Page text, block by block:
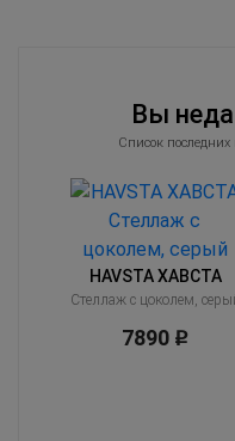
Вы
Список
HAVSTA ХАВСТА
Стеллаж с цоколем,
7890 Р